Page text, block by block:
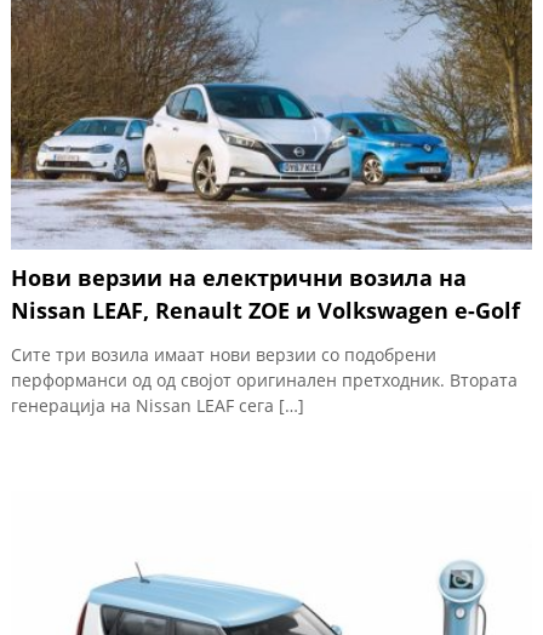
Нови верзии на електрични возила на
Nissan LEAF, Renault ZOE и Volkswagen e-Golf
Сите три возила имаат нови верзии со подобрени
перформанси од од својот оригинален претходник. Втората
генерација на Nissan LEAF сега […]